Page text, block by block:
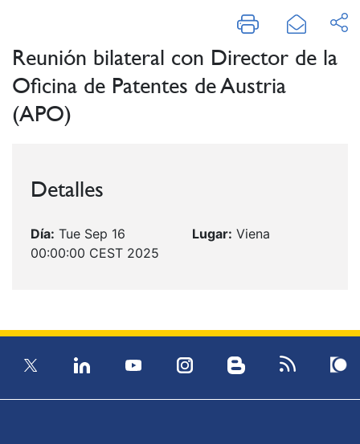
Reunión bilateral con Director de la
Oficina de Patentes de Austria
(APO)
Detalles
Día: Tue Sep 16
00:00:00 CEST 2025
Lugar: Viena